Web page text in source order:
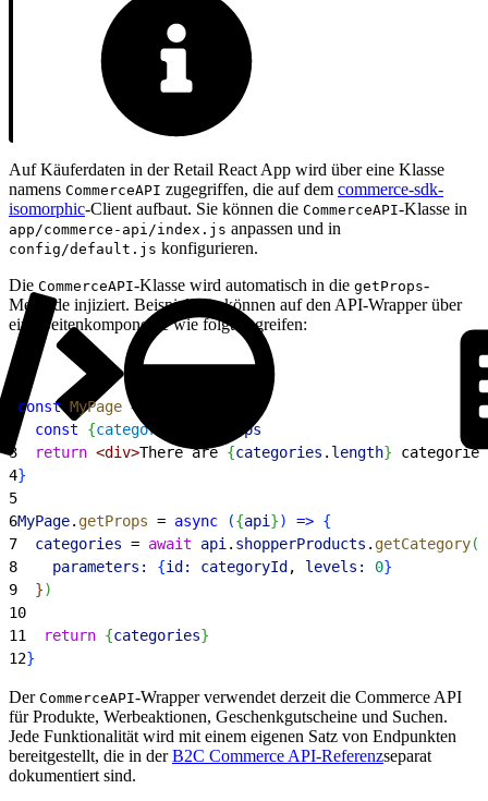
Auf Käuferdaten in der Retail React App wird über eine Klasse
namens CommerceAPI zugegriffen, die auf dem commerce-sdk-
isomorphic-Client aufbaut. Sie können die CommerceAPI-Klasse in
app/commerce-api/index.js anpassen und in
config/default.js konfigurieren.
Die CommerceAPI-Klasse wird automatisch in die getProps-
Methode injiziert. Beispiel: Sie können auf den API-Wrapper über
eine Seitenkomponente wie folgt zugreifen:
const MyPage =
  const
{categories
props
3
  return
<div>There are {categories . length}
4}
5
6MyPage. getProps = async ({api }) => {
7
  categories
= await api . shopperProducts . getCategory(
8
    parameters:
{id: categoryId , levels: 0}
9
})
10
11
  return
{categories}
12}
Der CommerceAPI-Wrapper verwendet derzeit die Commerce API
für Produkte, Werbeaktionen, Geschenkgutscheine und Suchen.
Jede Funktionalität wird mit einem eigenen Satz von Endpunkten
bereitgestellt, die in derB2C Commerce API-Referenzseparat
dokumentiert sind.